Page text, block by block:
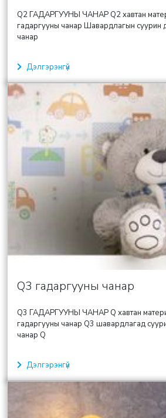
Q2 ГАДАРГУУНЫ ЧАНАР Q2 хавтан
гадаргууны чанар Шавардлагын суурин
чанар
Дэлгэрэнгүй
Q3 гадаргууны чанар
Q3 ГАДАРГУУНЫ ЧАНАР Q хавтан
гадаргууны чанар Q3 шавардлагад
чанар Q
Дэлгэрэнгүй